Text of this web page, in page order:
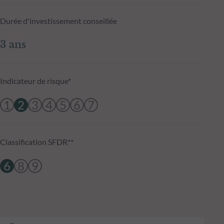
Durée d'investissement conseillée
3 ans
Indicateur de risque*
1 2 3 4 5 6 7
Classification SFDR**
6 8 9